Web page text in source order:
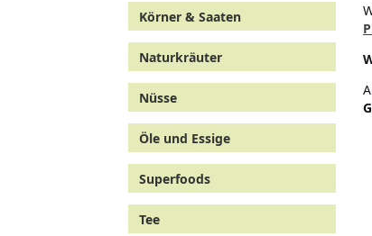
Körner & Saaten
Naturkräuter
Nüsse
Öle und Essige
Superfoods
Tee